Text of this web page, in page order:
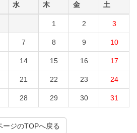
水 木 金 土
1 2 3
7 8 9 10
14 15 16 17
21 22 23 24
28 29 30 31
ージのTOPへ戻る